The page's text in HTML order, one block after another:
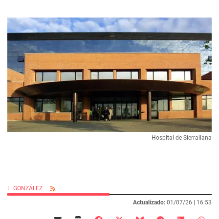
Hospital de Sierrallana
L. GONZÁLEZ
Actualizado: 01/07/26 | 16:53